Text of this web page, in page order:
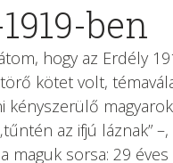
ben
hogy az Erdély
kötet volt,
kényszerülő
az ifjú láznak”
maguk sorsa: 29